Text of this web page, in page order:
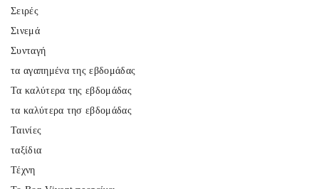
Σειρές
Σινεμά
Συνταγή
τα αγαπημένα της εβδομάδας
Τα καλύτερα της εβδομάδας
τα καλύτερα τησ εβδομάδας
Ταινίες
ταξίδια
Τέχνη